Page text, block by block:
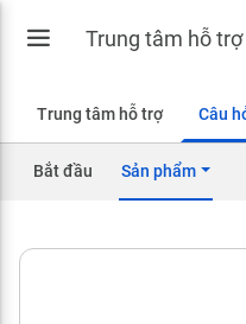
Trung tâm hỗ trợ
Trung tâm hỗ trợ Câu
Bắt đầu Sản phẩm